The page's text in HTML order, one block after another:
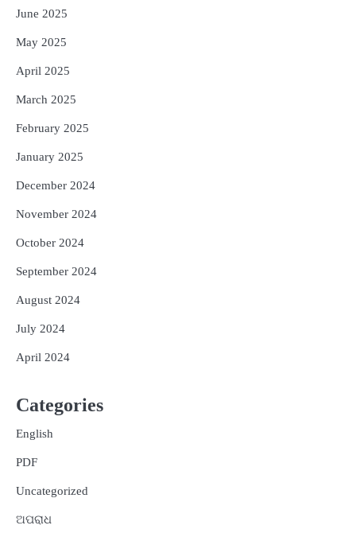
June 2025
May 2025
April 2025
March 2025
February 2025
January 2025
December 2024
November 2024
October 2024
September 2024
August 2024
July 2024
April 2024
Categories
English
PDF
Uncategorized
ଅପରାଧ